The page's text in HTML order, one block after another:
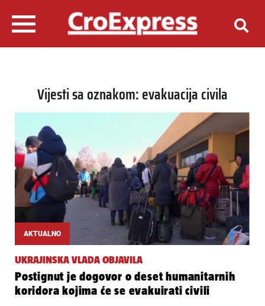
Vijesti sa oznakom: evakuacija civila
AKTUALNO
UKRAJINSKA VLADA OBJAVILA
Postignut je dogovor o deset humanitarnih
koridora kojima će se evakuirati civili